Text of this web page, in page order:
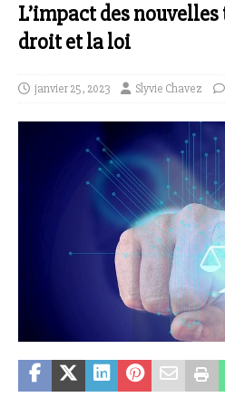
L’impact des
droit et la loi
janvier 25, 2023 Slyvie Chavez